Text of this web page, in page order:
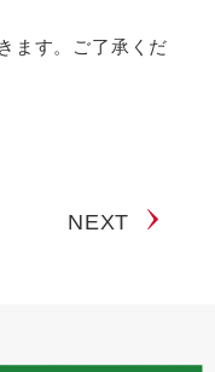
ます。ご了承くだ
NEXT